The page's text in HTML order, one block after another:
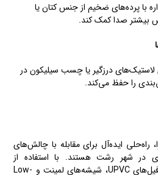
با پرده‌های ضخیم از جنس کتان یا
بیشتر صدا کمک کند.
درزگیر یا چسب سیلیکون در
را حفظ می‌کند.
راه‌حلی ایده‌آل برای مقابله با چالش‌های
در شهر رشت هستند. با استفاده از
فناوری‌های پیشرفته مانند پروفیل‌های UPVC، شیشه‌های لمینت و Low-